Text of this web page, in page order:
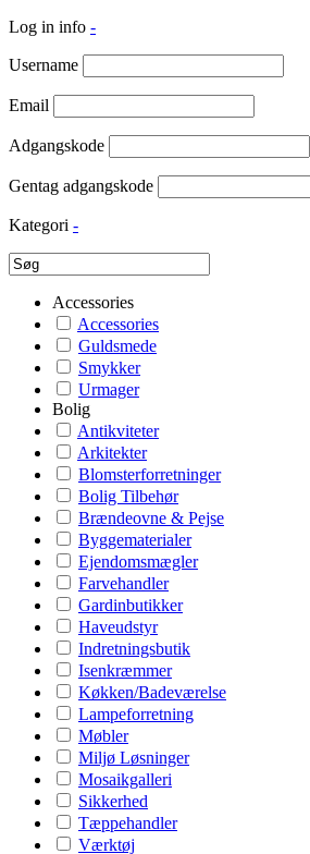
Log in info -
Username
Email
Adgangskode
Gentag adgangskode
Kategori -
Accessories
Accessories
Guldsmede
Smykker
Urmager
Bolig
Antikviteter
Arkitekter
Blomsterforretninger
Bolig Tilbehør
Brændeovne & Pejse
Byggematerialer
Ejendomsmægler
Farvehandler
Gardinbutikker
Haveudstyr
Indretningsbutik
Isenkræmmer
Køkken/Badeværelse
Lampeforretning
Møbler
Miljø Løsninger
Mosaikgalleri
Sikkerhed
Tæppehandler
Værktøj